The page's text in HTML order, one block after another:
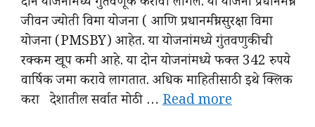
जीवन ज्योती विमा योजना ( आणि प्रधानमंत्री सुरक्षा विमा
योजना (PMSBY) आहेत. या योजनांमध्ये गुंतवणुकीची
रक्कम खूप कमी आहे. या दोन योजनांमध्ये फक्त 342 रुपये
वार्षिक जमा करावे लागतात. अधिक माहितीसाठी इथे क्लिक
करा देशातील सर्वात मोठी … Read more